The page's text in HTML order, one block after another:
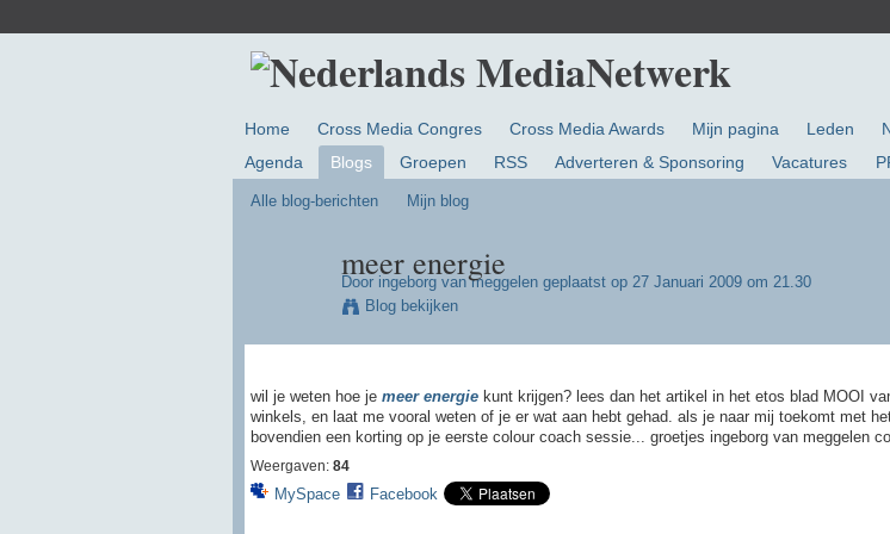
Home Cross Media Congres Cross Media Awards Mijn pagina Leden
Agenda
Blogs Groepen RSS Adverteren & Sponsoring Vacatures
Alle blog-berichten Mijn blog
meer energie
Door ingeborg van meggelengeplaatst op 27 Januari 2009 om 21.30
Blog bekijken
wil je weten hoe je meer energiekunt krijgen? lees dan het artikel in het etos blad MOOI
winkels, en laat me vooral weten of je er wat aan hebt gehad. als je naar mij toekomt met
bovendien een korting op je eerste colour coach sessie... groetjes ingeborg van meggelen
Weergaven: 84
MySpace Facebook